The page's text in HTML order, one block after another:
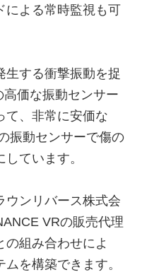
による常時監視も可
生する衝撃振動を捉
価な振動センサー
て、非常に安価な
振動センサーで傷の
ています。
ウンリバース株式会
VRの販売代理
の組み合わせによ
を構築できます。